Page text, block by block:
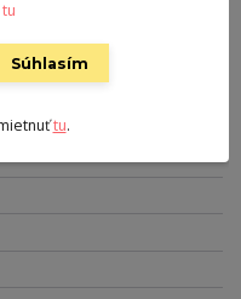
tu
Súhlasím
tu.